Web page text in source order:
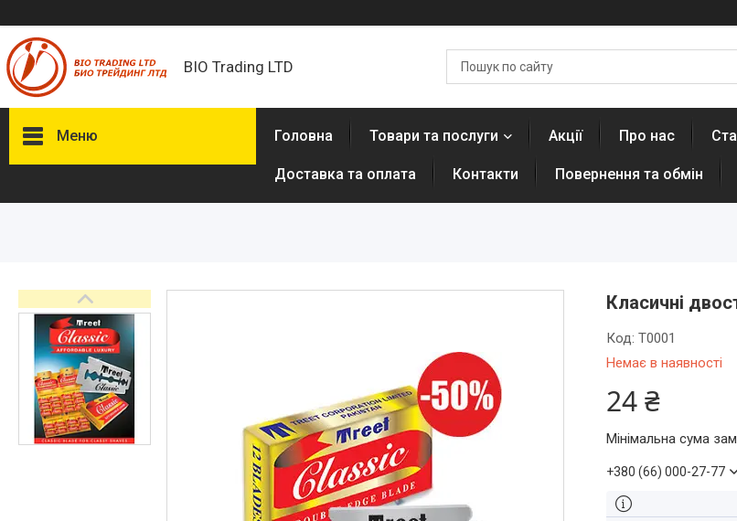
BIO Trading LTD
Меню
Гігієна та здоров'я
Іграшки
Сумки, рюкзаки
Аксесуари з натуральної шкіри
(пітон, крокодил)
Взуття
Екіпірування для полювання та
Головна Товари та послуги Акції Про нас
Доставка та оплата Контакти Повернення та обмін
Класичні
Немає в наявності
Код: T0001
24 ₴
Мінімальна сума
+380 (66) 000-27-77